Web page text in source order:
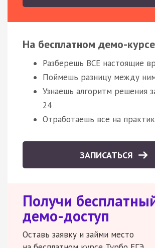
На бесплатном демо-
Разберешь ВСЕ настоящие
Поймешь разницу между
Узнаешь алгоритм решения
24
Отработаешь все на
ЗАПИСАТЬСЯ
Получи
демо-доступ
Оставь заявку и займи место